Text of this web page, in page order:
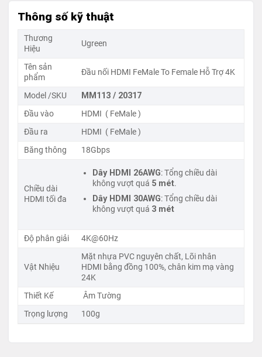
dây HDMI âm tường chuyên nghiệp, mặt nhựa trắng thẩm
Lưu ý quan trọng khi sử dụng (Đảm bảo chất lượng
hình ảnh 4K@60Hz):
Tổng chiều dài kết nối không vượt quá 25 mét
feet) cho mục đích sử dụng thông thường.
Dây HDMI 26AWG: Tổng chiều dài không
vượt quá5 mét .
Dây HDMI 30AWG: Tổng chiều dài không
cùng hỗ trợ 4K@60Hz.
Nối dây quá dài sẽ làm suy hao tín hiệu– tuân thủ
đúng khuyến nghị để hình ảnh không bị nhiễu, mất
màu hoặc không lên được 4K.
Thông số kỹ thuật
Thương
Hiệu
Ugreen
Tên sản
phẩm
Đầu nối HDMI FeMale To Female Hỗ Trợ 4K
Model /SKU
MM113 / 20317
Đầu vào
HDMI ( FeMale )
Đầu ra
HDMI ( FeMale )
Băng thông
18Gbps
Chiều dài
HDMI tối đa
Dây HDMI 26AWG: Tổng chiều dài
không vượt quá 5 mét.
Dây HDMI 30AWG: Tổng chiều dài
không vượt quá 3 mét
Độ phân giải 4K@60Hz
Vật Nhiệu
Mặt nhựa PVC nguyên chất, Lõi nhân
HDMI bằng đồng 100%, chân kim mạ vàng
24K
Thiết Kế
Âm Tường
Trọng lượng
100g